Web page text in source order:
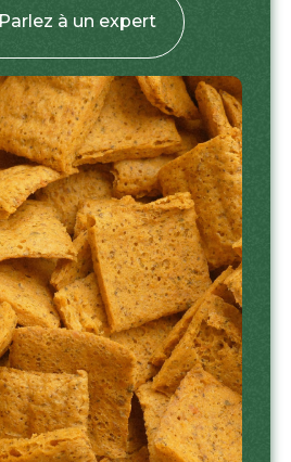
Parlez à un expert